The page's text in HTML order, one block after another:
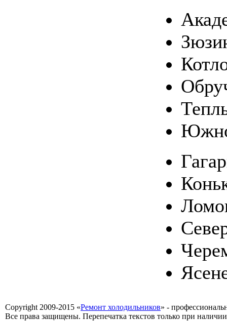
Copyright 2009-2015 «Ремонт холодильников» -
Все права защищены. Перепечатка текстов только при